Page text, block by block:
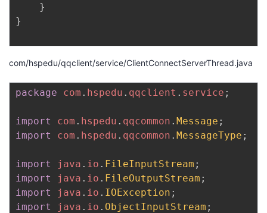
}
}
com/hspedu/qqclient/service/ClientConnectServerThread.java
package com . hspedu . qqclient . service ;
import com . hspedu . qqcommon . Message ;
import
com . hspedu . qqcommon . MessageType ;
import java . io . FileInputStream ;
import
java . io . FileOutputStream ;
import
java . io . IOException ;
import
java . io . ObjectInputStream ;